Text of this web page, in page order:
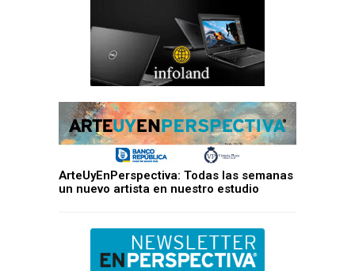
ArteUyEnPerspectiva: Todas las semanas
un nuevo artista en nuestro estudio